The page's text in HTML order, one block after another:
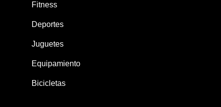
Fitness
Deportes
Juguetes
Equipamiento
Bicicletas